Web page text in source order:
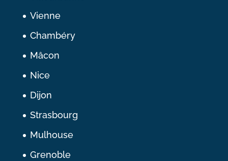
Vienne
Chambéry
Mâcon
Nice
Dijon
Strasbourg
Mulhouse
Grenoble